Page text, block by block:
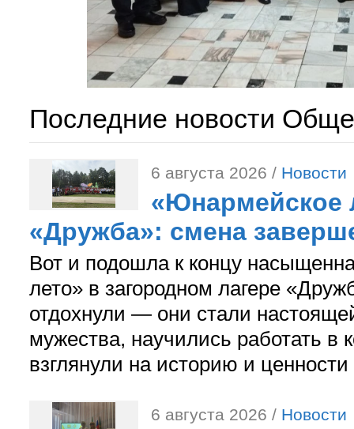
Последние новости
6 августа 2026 / Новости
«Юнармейское
«Дружба»: смена
Вот и подошла к концу
лето» в загородном лагере
отдохнули — они стали
мужества, научились работать в
взглянули на историю и
6 августа 2026 / Новости